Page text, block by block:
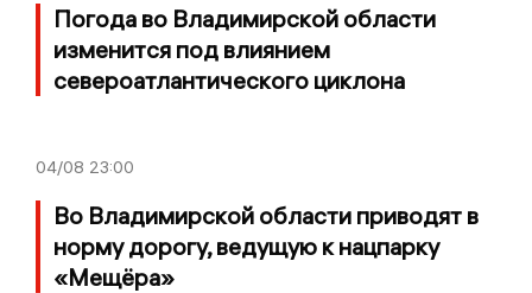
Погода во Владимирской области
изменится под влиянием
североатлантического циклона
04/08 23:00
Во Владимирской области приводят в
норму дорогу, ведущую к нацпарку
«Мещёра»